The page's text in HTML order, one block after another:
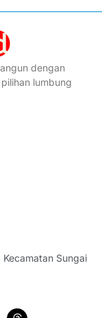
dengan
lumbung
Sungai